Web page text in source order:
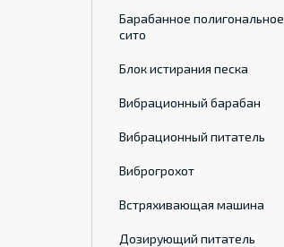
Барабанное полигональное
сито
Блок истирания песка
Вибрационный барабан
Вибрационный питатель
Виброгрохот
Встряхивающая машина
Дозирующий питатель